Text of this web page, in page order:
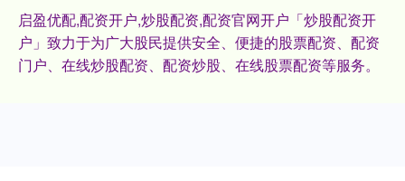
启盈优配,配资开户,炒股配资,配资官网开户「炒股配资开
户」致力于为广大股民提供安全、便捷的股票配资、配资
门户、在线炒股配资、配资炒股、在线股票配资等服务。